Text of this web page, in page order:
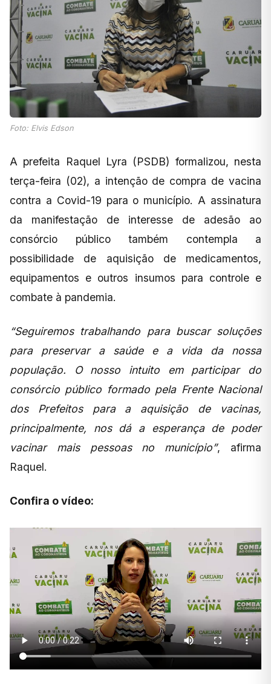
Foto: Elvis Edson
A prefeita Raquel Lyra (PSDB) formalizou, nesta
terça-feira (02), a intenção de compra de vacina
contra a Covid-19 para o município. A assinatura
da manifestação de interesse de adesão ao
consórcio público também contempla a
possibilidade de aquisição de medicamentos,
equipamentos e outros insumos para controle e
combate à pandemia.
“Seguiremos trabalhando para buscar soluções
para preservar a saúde e a vida da nossa
população. O nosso intuito em participar do
consórcio público formado pela Frente Nacional
dos Prefeitos para a aquisição de vacinas,
principalmente, nos dá a esperança de poder
vacinar mais pessoas no município”, afirma
Raquel.
Confira o vídeo: